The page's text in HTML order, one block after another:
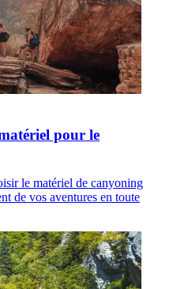
pour le
le matériel de canyoning
de vos aventures en toute